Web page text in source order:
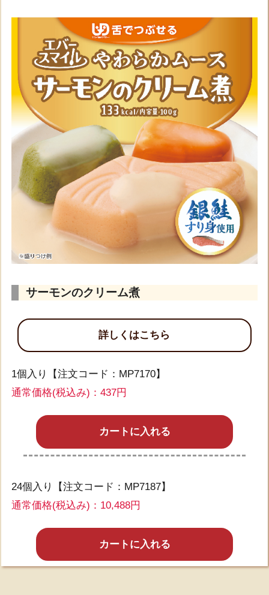
サーモンのクリーム煮
詳しくはこちら
1個入り【注文コード：MP7170】
通常価格(税込み)：437円
カートに入れる
24個入り【注文コード：MP7187】
通常価格(税込み)：10,488円
カートに入れる